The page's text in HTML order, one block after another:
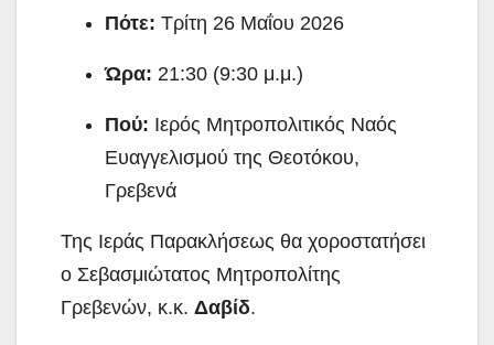
Πότε: Τρίτη 26 Μαΐου 2026
Ώρα: 21:30 (9:30 μ.μ.)
Πού: Ιερός Μητροπολιτικός Ναός
Ευαγγελισμού της Θεοτόκου,
Γρεβενά
Της Ιεράς Παρακλήσεως θα χοροστατήσει
ο Σεβασμιώτατος Μητροπολίτης
Γρεβενών, κ.κ. Δαβίδ.